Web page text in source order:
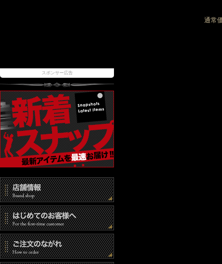
スポンサー広告
通常